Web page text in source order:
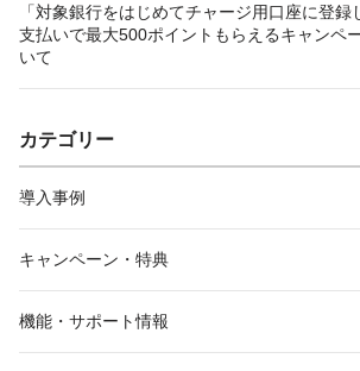
「対象銀行をはじめてチャージ用口座に登録
支払いで最大500ポイントもらえるキャンペ
いて
カテゴリー
導入事例
キャンペーン・特典
機能・サポート情報